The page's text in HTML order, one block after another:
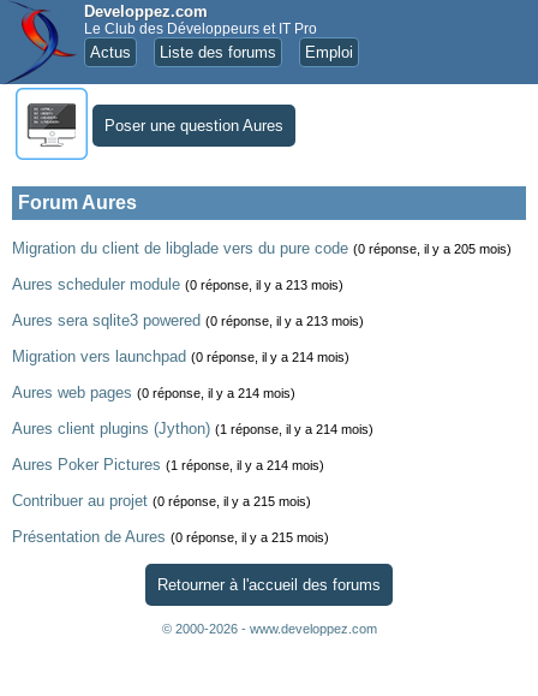
Developpez.com
Le Club des Développeurs et IT Pro
Actus Liste des forums Emploi
Poser une question Aures
Forum Aures
Migration du client de libglade vers du pure code (0 réponse, il y a 205 mois)
Aures scheduler module (0 réponse, il y a 213 mois)
Aures sera sqlite3 powered (0 réponse, il y a 213 mois)
Migration vers launchpad (0 réponse, il y a 214 mois)
Aures web pages (0 réponse, il y a 214 mois)
Aures client plugins (Jython) (1 réponse, il y a 214 mois)
Aures Poker Pictures (1 réponse, il y a 214 mois)
Contribuer au projet (0 réponse, il y a 215 mois)
Présentation de Aures (0 réponse, il y a 215 mois)
Retourner à l'accueil des forums
© 2000-2026 - www.developpez.com